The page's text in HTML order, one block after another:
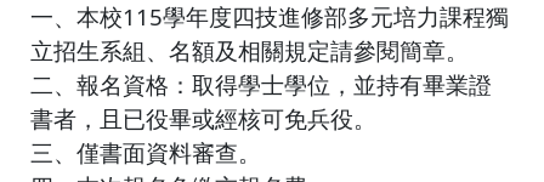
一、本校115學年度四技進修部多元培力課程獨
立招生系組、名額及相關規定請參閱簡章。
二、報名資格：取得學士學位，並持有畢業證
書者，且已役畢或經核可免兵役。
三、僅書面資料審查。